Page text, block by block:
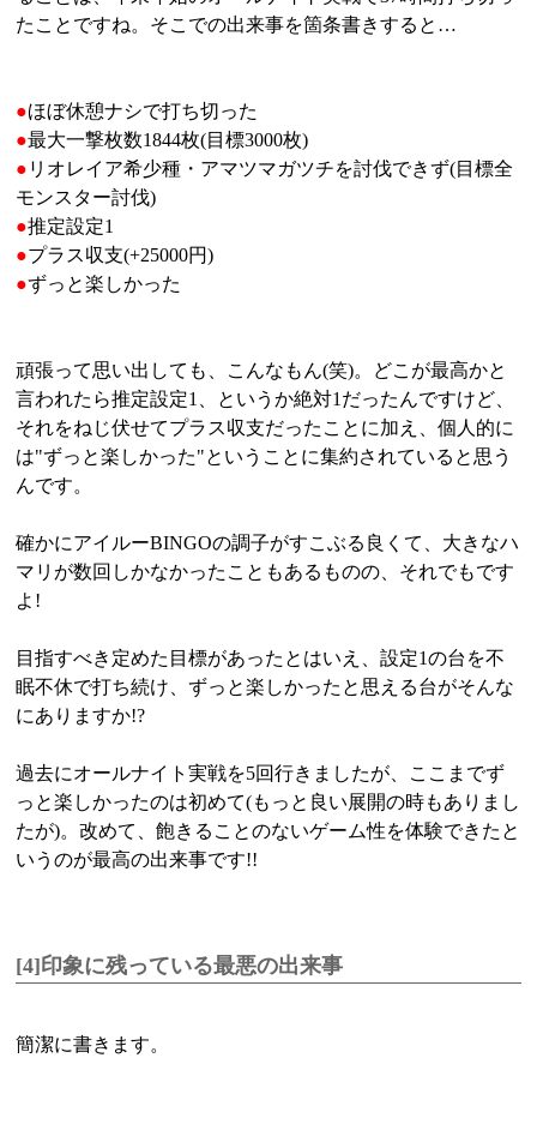
たことですね。そこでの出来事を箇条書きすると…
●ほぼ休憩ナシで打ち切った
●最大一撃枚数1844枚(目標3000枚)
● リオレイア希少種・アマツマガツチを討伐できず(目標全
モンスター討伐)
●推定設定1
●プラス収支(+25000円)
●ずっと楽しかった
頑張って思い出しても、こんなもん(笑)。どこが最高かと
言われたら推定設定1、というか絶対1だったんですけど、
それをねじ伏せてプラス収支だったことに加え、個人的に
は"ずっと楽しかった"ということに集約されていると思う
んです。
確かにアイルーBINGOの調子がすこぶる良くて、大きなハ
マリが数回しかなかったこともあるものの、それでもです
よ!
目指すべき定めた目標があったとはいえ、設定1の台を不
眠不休で打ち続け、ずっと楽しかったと思える台がそんな
にありますか!?
過去にオールナイト実戦を5回行きましたが、ここまでず
っと楽しかったのは初めて(もっと良い展開の時もありまし
たが)。改めて、飽きることのないゲーム性を体験できたと
いうのが最高の出来事です!!
[4]印象に残っている最悪の出来事
簡潔に書きます。